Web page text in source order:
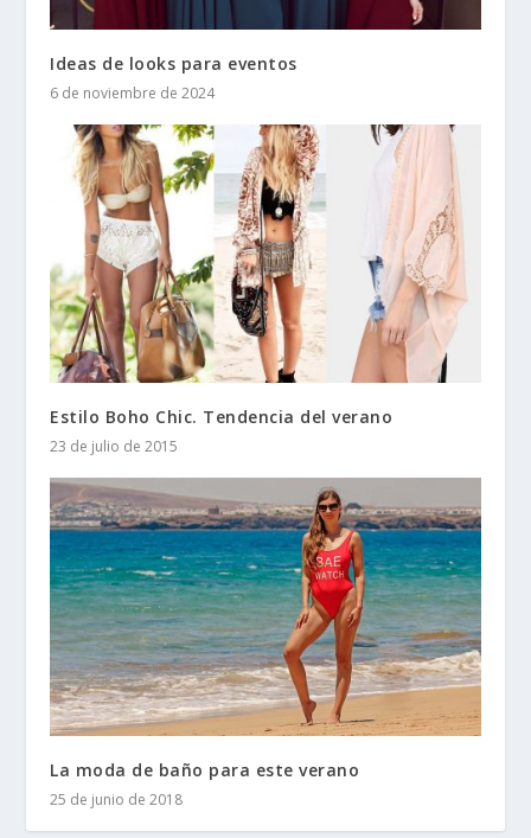
Ideas de looks para eventos
6 de noviembre de 2024
Estilo Boho Chic. Tendencia del verano
23 de julio de 2015
La moda de baño para este verano
25 de junio de 2018